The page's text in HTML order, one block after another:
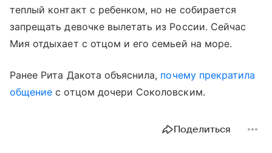
теплый контакт с ребенком, но не собирается
запрещать девочке вылетать из России. Сейчас
Мия отдыхает с отцом и его семьей на море.
Ранее Рита Дакота объяснила, почему прекратила
общение с отцом дочери Соколовским.
Поделиться